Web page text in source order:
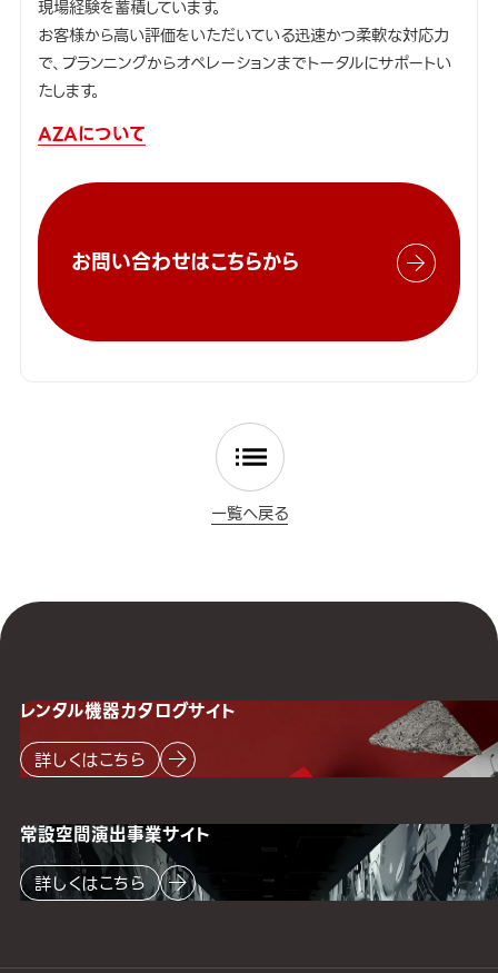
現場経験を蓄積しています。
お客様から高い評価をいただいている迅速かつ柔軟な対応力
で、プランニングからオペレーションまでトータルにサポートい
たします。
AZAについて
お問い合わせはこちらから
一覧へ戻る
レンタル機器カタログサイト
詳しくはこちら
常設空間演出事業サイト
詳しくはこちら